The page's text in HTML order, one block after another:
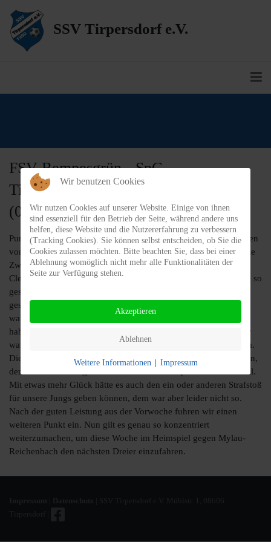
SSV Tirpersdorf e.V.
FSV Rempesgrün - SpG
Tirpersdorf/Bergen/Werda 2 1:1
(01.10.2023)
Punktgewinn beim bis dato Tabellendritten! Unsere Jungs standen
von Anfang bis Ende defensiv sehr stark und jeder hat sich in die
Zweikämpfe geworfen. Besonders möchten wir an dieser Stelle
Clemens Frank hervorheben, der die 6er Position sonst noch nie so
gespielt und ein sehr gutes Spiel gemacht hat. Bereits nach 5
gespielten Minuten wären wir beinahe in Führung gegangen, es
waren aber die Hausherren, die nach 21 Minuten zugeschlagen
haben, als ein Freistoß am langen Pfosten eingeschlagen ist. Wir
waren eigentlich die etwas bessere Mannschaft, aber sei es drum.
Die zweite Hälfte gestaltete sich mehr oder weniger ausgeglichen,
den verdienten Ausgleich erzielte in der 62. Spielminute Günthel.
Mit etwas mehr Glück hätte es auch den ein oder anderen Strafstoß
für unsere Jungs geben können, dem war aber leider nicht so.
Nach der guten Leistung aus der Vorwoche fuhren wir einen
weiteren Punkt ein. Nun gilt es genau so konzentriert
weiterzumachen, um diese Woche im Heimspiel gegen Mylau-
Reichenbach den nächsten Dreier einzufahren.
Wir benutzen Cookies
Wir nutzen Cookies auf unserer Website. Einige von ihnen
sind essenziell für den Betrieb der Seite, während andere uns
helfen, diese Website und die Nutzererfahrung zu verbessern
(Tracking Cookies). Sie können selbst entscheiden, ob Sie die
Cookies zulassen möchten. Bitte beachten Sie, dass bei einer
Ablehnung womöglich nicht mehr alle Funktionalitäten der
Seite zur Verfügung stehen.
Akzeptieren
Ablehnen
Weitere Informationen | Impressum